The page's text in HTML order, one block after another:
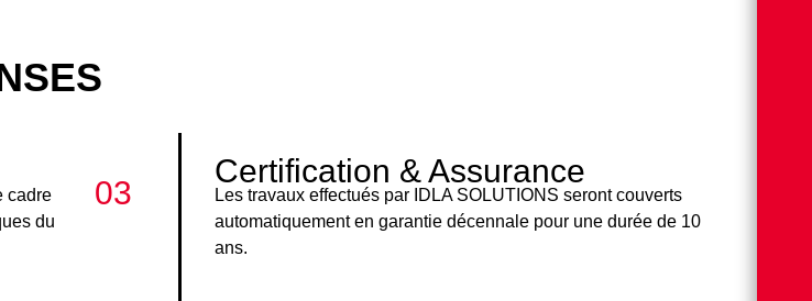
cadre
du
03
Certification & Assurance
Les travaux effectués par IDLA SOLUTIONS seront couverts
automatiquement en garantie décennale pour une durée de 10
ans.